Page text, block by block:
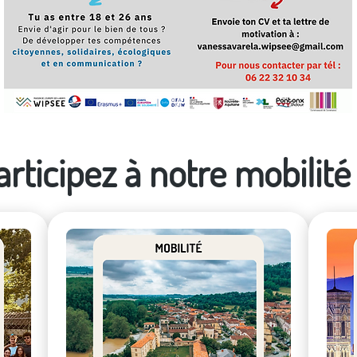
à notre